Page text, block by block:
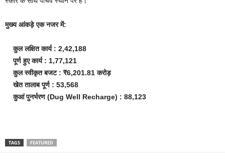
मुख्य आंकड़े एक नजर में:
कुल लक्षित कार्य : 2,42,188
पूर्ण हुए कार्य : 1,77,121
कुल स्वीकृत बजट : ₹6,201.81 करोड़
खेत तालाब पूर्ण : 53,568
कुआं पुनर्भरण (Dug Well Recharge) : 88,123
TAGS FEATURED